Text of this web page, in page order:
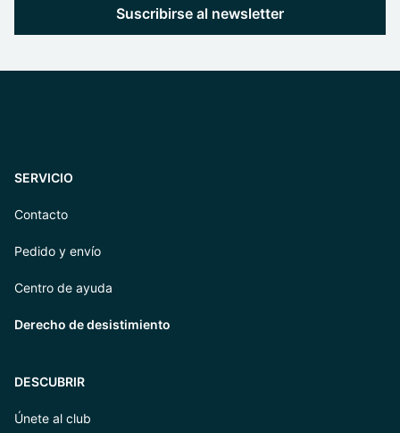
Suscribirse al newsletter
SERVICIO
Contacto
Pedido y envío
Centro de ayuda
Derecho de desistimiento
DESCUBRIR
Únete al club